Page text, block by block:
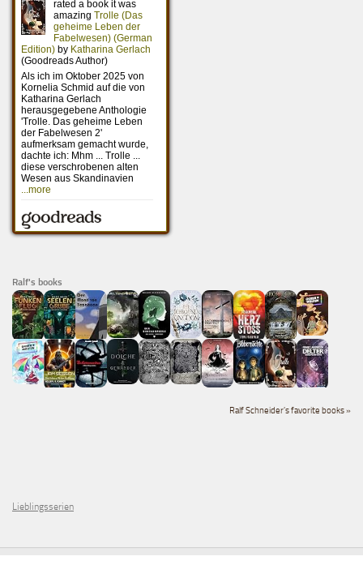
Ralf's books
Ralf Schneider's favorite books »
Lieblingsserien